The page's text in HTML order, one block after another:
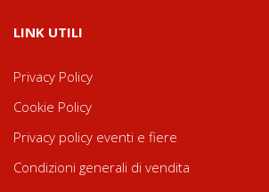
LINK UTILI
Privacy Policy
Cookie Policy
Privacy policy eventi e fiere
Condizioni generali di vendita